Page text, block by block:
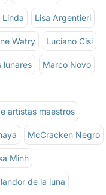
Linda Lisa Argentieri
Watry Luciano Cisi
lunares Marco Novo
artistas maestros
McCracken Negro
Minh
de la luna